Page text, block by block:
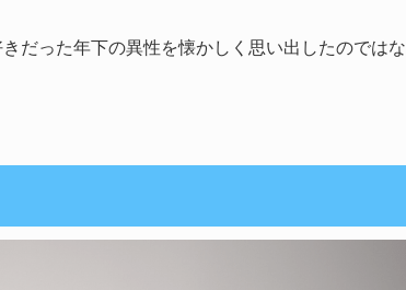
だった年下の異性を懐かしく思い出したのではな